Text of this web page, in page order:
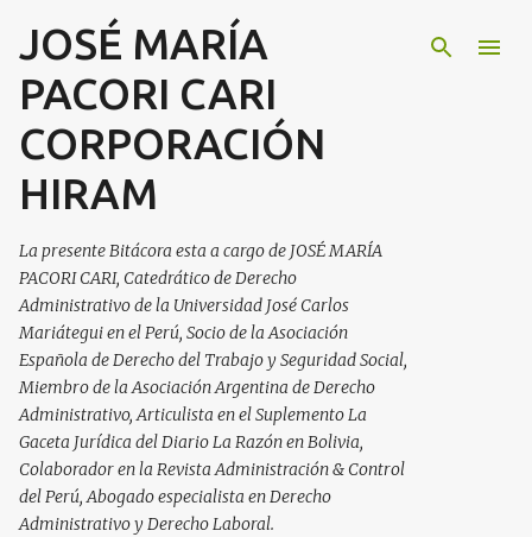
Ir al contenido principal
JOSÉ MARÍA
PACORI CARI
CORPORACIÓN
HIRAM
La presente Bitácora esta a cargo de JOSÉ MARÍA
PACORI CARI, Catedrático de Derecho
Administrativo de la Universidad José Carlos
Mariátegui en el Perú, Socio de la Asociación
Española de Derecho del Trabajo y Seguridad Social,
Miembro de la Asociación Argentina de Derecho
Administrativo, Articulista en el Suplemento La
Gaceta Jurídica del Diario La Razón en Bolivia,
Colaborador en la Revista Administración & Control
del Perú, Abogado especialista en Derecho
Administrativo y Derecho Laboral.